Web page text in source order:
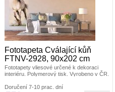
Fototapeta Cválající kůň
FTNV-2928, 90x202 cm
Fototapety vliesové určené k dekoraci
interiéru. Polymerový tisk. Vyrobeno v ČR.
lepení fototapety, jedno dílná. Lepidlo je
Doručení 7-10 prac. dní